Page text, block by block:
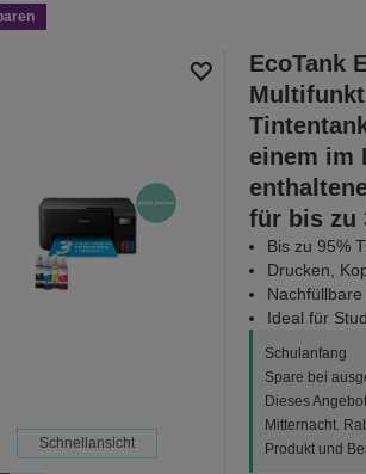
Schnellansicht
EcoTank
einem im
für bis zu
Bis zu 95%
Drucken,
Ideal für
Schulanfang
Spare bei
Dieses
Mitternacht.
Produkt und